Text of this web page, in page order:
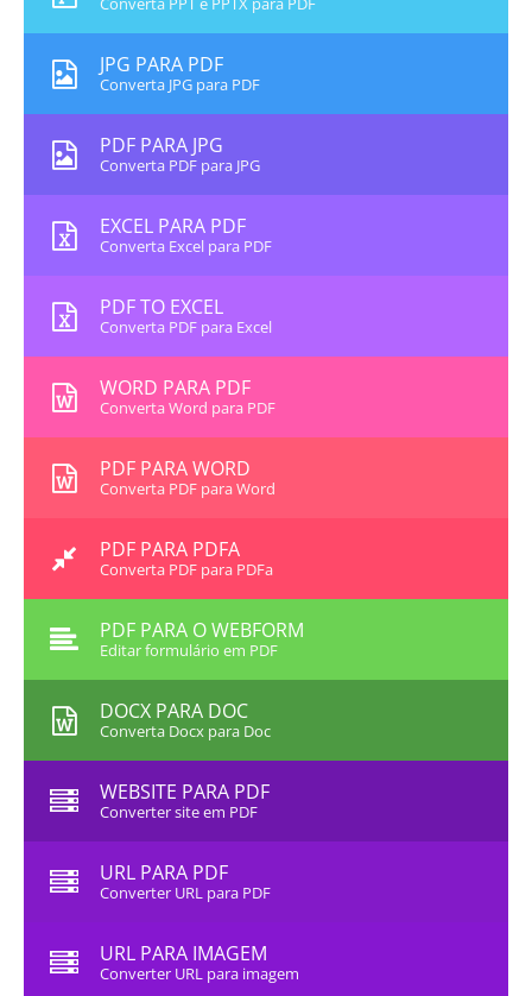
JPG PARA PDF
Converta JPG para PDF
PDF PARA JPG
Converta PDF para JPG
EXCEL PARA PDF
Converta Excel para PDF
PDF TO EXCEL
Converta PDF para Excel
WORD PARA PDF
Converta Word para PDF
PDF PARA WORD
Converta PDF para Word
PDF PARA PDFA
Converta PDF para PDFa
PDF PARA O WEBFORM
Editar formulário em PDF
DOCX PARA DOC
Converta Docx para Doc
WEBSITE PARA PDF
Converter site em PDF
URL PARA PDF
Converter URL para PDF
URL PARA IMAGEM
Converter URL para imagem